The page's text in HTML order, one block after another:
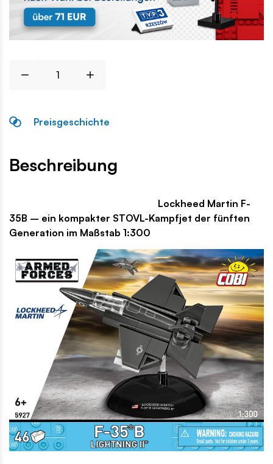
Preisgeschichte
Beschreibung
Lockheed Martin F-
35B – ein kompakter STOVL-Kampfjet der fünften
Generation im Maßstab 1:300